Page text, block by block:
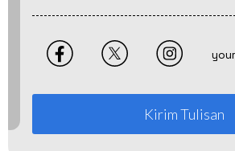
Kirim Tulisan